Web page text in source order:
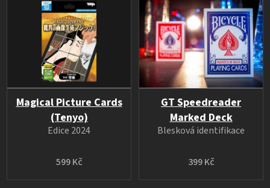
Magical Picture Cards
(Tenyo)
599 Kč
Edice 2024
GT Speedreader
Marked Deck
399 Kč
Blesková identifikace